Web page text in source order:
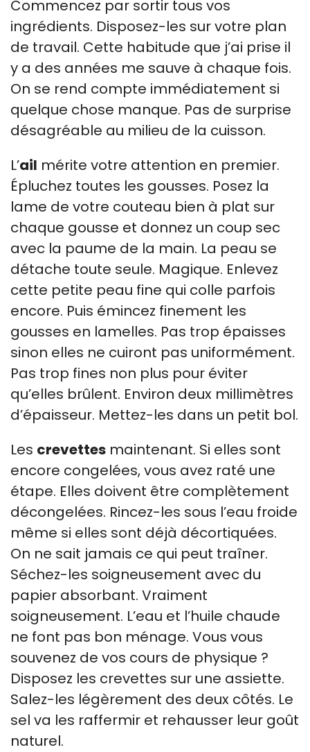
Commencez par sortir tous vos
ingrédients. Disposez-les sur votre plan
de travail. Cette habitude que j’ai prise il
y a des années me sauve à chaque fois.
On se rend compte immédiatement si
quelque chose manque. Pas de surprise
désagréable au milieu de la cuisson.
L’ail mérite votre attention en premier.
Épluchez toutes les gousses. Posez la
lame de votre couteau bien à plat sur
chaque gousse et donnez un coup sec
avec la paume de la main. La peau se
détache toute seule. Magique. Enlevez
cette petite peau fine qui colle parfois
encore. Puis émincez finement les
gousses en lamelles. Pas trop épaisses
sinon elles ne cuiront pas uniformément.
Pas trop fines non plus pour éviter
qu’elles brûlent. Environ deux millimètres
d’épaisseur. Mettez-les dans un petit bol.
Les crevettes maintenant. Si elles sont
encore congelées, vous avez raté une
étape. Elles doivent être complètement
décongelées. Rincez-les sous l’eau froide
même si elles sont déjà décortiquées.
On ne sait jamais ce qui peut traîner.
Séchez-les soigneusement avec du
papier absorbant. Vraiment
soigneusement. L’eau et l’huile chaude
ne font pas bon ménage. Vous vous
souvenez de vos cours de physique ?
Disposez les crevettes sur une assiette.
Salez-les légèrement des deux côtés. Le
sel va les raffermir et rehausser leur goût
naturel.